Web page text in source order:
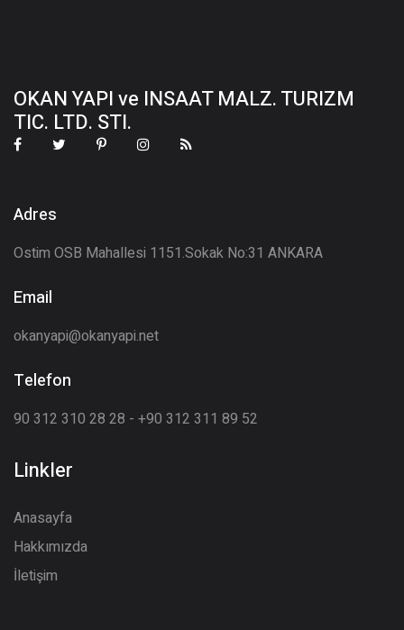
OKAN YAPI ve INSAAT MALZ. TURIZM
TIC. LTD. STI.
Linkler
Anasayfa
Hakkımızda
İletişim
Adres
Ostim OSB Mahallesi 1151.Sokak No:31 ANKARA
Email
okanyapi@okanyapi.net
Telefon
90 312 310 28 28 - +90 312 311 89 52